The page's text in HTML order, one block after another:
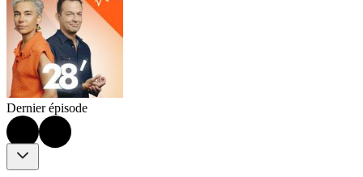
Dernier épisode